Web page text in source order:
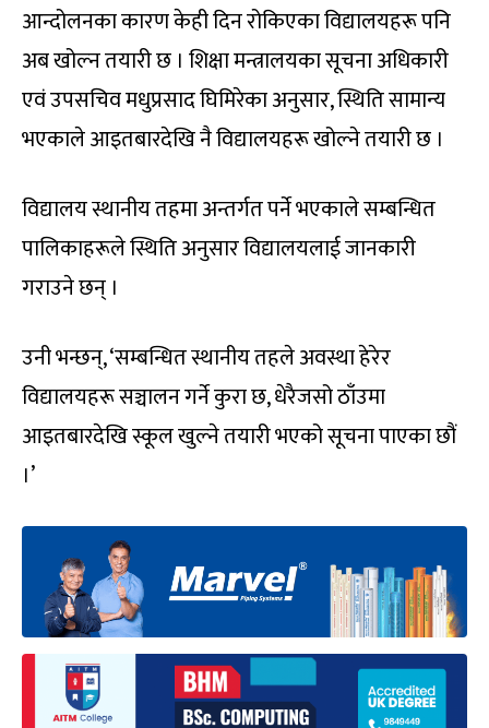
आन्दोलनका कारण केही दिन रोकिएका विद्यालयहरू पनि
अब खोल्न तयारी छ । शिक्षा मन्त्रालयका सूचना अधिकारी
एवं उपसचिव मधुप्रसाद घिमिरेका अनुसार, स्थिति सामान्य
भएकाले आइतबारदेखि नै विद्यालयहरू खोल्ने तयारी छ ।
विद्यालय स्थानीय तहमा अन्तर्गत पर्ने भएकाले सम्बन्धित
पालिकाहरूले स्थिति अनुसार विद्यालयलाई जानकारी
गराउने छन् ।
उनी भन्छन्, ‘सम्बन्धित स्थानीय तहले अवस्था हेरेर
विद्यालयहरू सञ्चालन गर्ने कुरा छ, धेरैजसो ठाँउमा
आइतबारदेखि स्कूल खुल्ने तयारी भएको सूचना पाएका छौं
।’